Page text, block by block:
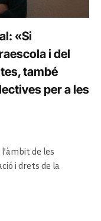
«Si
i del
també
per a les
de les
i drets de la